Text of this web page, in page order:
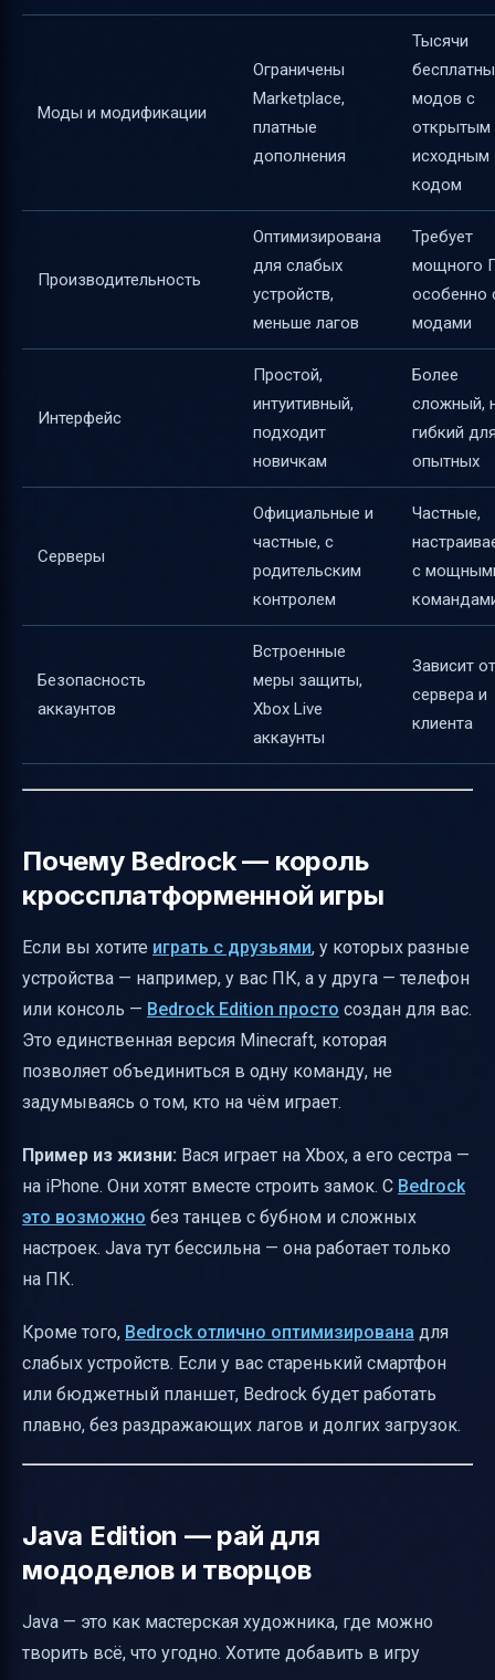
Моды и модификации
Ограничены
Marketplace,
платные
дополнения
Тысячи
модов с
открытым
исходным
кодом
Производительность
Оптимизирована
для слабых
устройств,
меньше лагов
Требует
мощного
особенно
модами
Интерфейс
Простой,
интуитивный,
подходит
новичкам
Более
сложный,
гибкий
опытных
Серверы
Официальные и
частные, с
родительским
контролем
Частные,
с
Безопасность
аккаунтов
Встроенные
меры защиты,
Xbox Live
аккаунты
Зависит от
сервера и
клиента
Почему Bedrock — король
кроссплатформенной игры
Если вы хотите играть с друзьями, у которых разные
устройства — например, у вас ПК, а у друга — телефон
или консоль — Bedrock Edition просто создан для вас.
Это единственная версия Minecraft, которая
позволяет объединиться в одну команду, не
задумываясь о том, кто на чём играет.
Пример из жизни: Вася играет на Xbox, а его сестра —
на iPhone. Они хотят вместе строить замок. С Bedrock
это возможно без танцев с бубном и сложных
настроек. Java тут бессильна — она работает только
на ПК.
Кроме того, Bedrock отлично оптимизирована для
слабых устройств. Если у вас старенький смартфон
или бюджетный планшет, Bedrock будет работать
плавно, без раздражающих лагов и долгих загрузок.
Java Edition — рай для
мододелов и творцов
Java — это как мастерская художника, где можно
творить всё, что угодно. Хотите добавить в игру